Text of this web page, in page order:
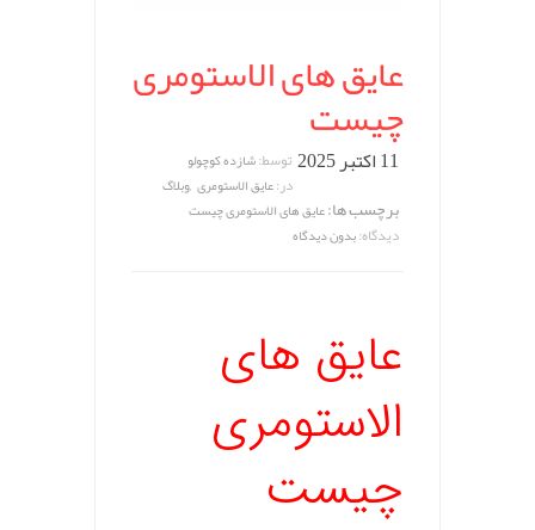
عایق های الاستومری
چیست
11 اکتبر 2025 توسط:شازده کوچولو
در:عایق الاستومری ,وبلاگ
برچسب ها:عایق های الاستومری چیست
دیدگاه:بدون دیدگاه
عایق های
الاستومری
چیست